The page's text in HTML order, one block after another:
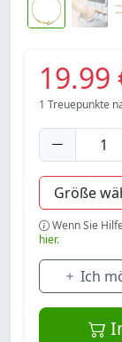
19.99
1 Treuepunkte
Wenn Sie
hier.
Ich